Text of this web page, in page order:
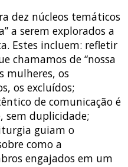
dez núcleos temáticos
a serem explorados a
Estes incluem: refletir
chamamos de “nossa
mulheres, os
os excluídos;
de comunicação é
sem duplicidade;
guiam o
como a
engajados em um